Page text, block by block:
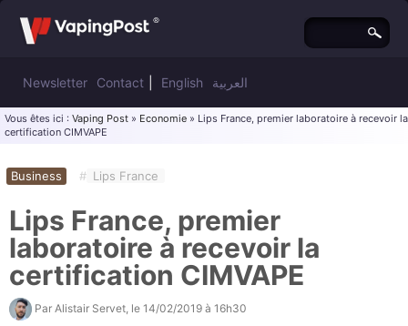
Newsletter Contact English العربية
Vous êtes ici : Vaping Post » Economie » Lips France, premier laboratoire à recevoir la
certification CIMVAPE
Business # Lips France
Lips France, premier
laboratoire à recevoir la
certification CIMVAPE
Par Alistair Servet , le 14/02/2019 à 16h30